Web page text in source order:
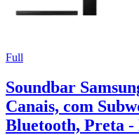
Full
Soundbar
Canais, com
Bluetooth, Preta